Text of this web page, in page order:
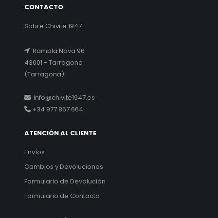
CONTACTO
Sobre Chivite 1947
Rambla Nova 96
43001 - Tarragona
(Tarragona)
info@chivite1947.es
+34 977 857 664
ATENCIÓN AL CLIENTE
Envíos
Cambios y Devoluciones
Formulario de Devolución
Formulario de Contacto